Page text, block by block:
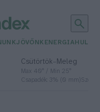
JÖVŐNK ENERGIA
Csütörtök– Meleg
Max 40° / Min 25°
Csapadék: 3% (0 mm)Szél: